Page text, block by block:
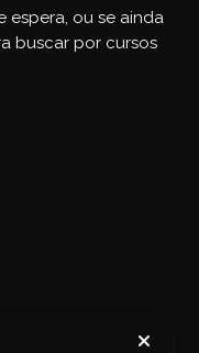
ou se ainda
buscar por cursos